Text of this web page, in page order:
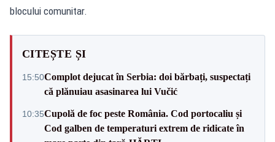
blocului comunitar.
CITEȘTE ȘI
15:50Complot dejucat în Serbia: doi bărbați, suspectați
că plănuiau asasinarea lui Vučić
10:35Cupolă de foc peste România. Cod portocaliu și
Cod galben de temperaturi extrem de ridicate în